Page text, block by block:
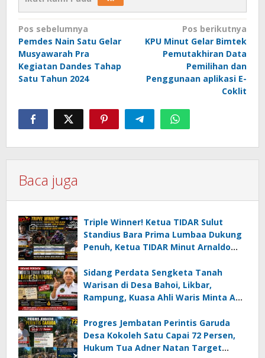
Navigasi
pos
Pos sebelumnya
Pemdes Nain Satu Gelar
Musyawarah Pra
Kegiatan Dandes Tahap
Satu Tahun 2024
Pos berikutnya
KPU Minut Gelar Bimtek
Pemutakhiran Data
Pemilihan dan
Penggunaan aplikasi E-
Coklit
Baca juga
Triple Winner! Ketua TIDAR Sulut
Standius Bara Prima Lumbaa Dukung
Penuh, Ketua TIDAR Minut Arnaldo
05 MC JOE Sapu Bersih Tiga Gelar
Juara Umum
Sidang Perdata Sengketa Tanah
Warisan di Desa Bahoi, Likbar,
Rampung, Kuasa Ahli Waris Minta APH
Korupsi Dandes
Progres Jembatan Perintis Garuda
Desa Kokoleh Satu Capai 72 Persen,
Hukum Tua Adner Natan Target